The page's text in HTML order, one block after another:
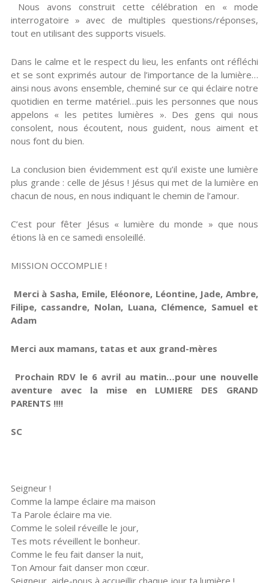
Nous avons construit cette célébration en « mode
interrogatoire » avec de multiples questions/réponses,
tout en utilisant des supports visuels.
Dans le calme et le respect du lieu, les enfants ont réfléchi
et se sont exprimés autour de l’importance de la lumière…
ainsi nous avons ensemble, cheminé sur ce qui éclaire notre
quotidien en terme matériel…puis les personnes que nous
appelons « les petites lumières ». Des gens qui nous
consolent, nous écoutent, nous guident, nous aiment et
nous font du bien.
La conclusion bien évidemment est qu’il existe une lumière
plus grande : celle de Jésus ! Jésus qui met de la lumière en
chacun de nous, en nous indiquant le chemin de l’amour.
C’est pour fêter Jésus « lumière du monde » que nous
étions là en ce samedi ensoleillé.
MISSION OCCOMPLIE !
Merci à Sasha, Emile, Eléonore, Léontine, Jade, Ambre,
Filipe, cassandre, Nolan, Luana, Clémence, Samuel et
Adam
Merci aux mamans, tatas et aux grand-mères
Prochain RDV le 6 avril au matin…pour une nouvelle
aventure avec la mise en LUMIERE DES GRAND
PARENTS !!!!
SC
Seigneur !
Comme la lampe éclaire ma maison
Ta Parole éclaire ma vie.
Comme le soleil réveille le jour,
Tes mots réveillent le bonheur.
Comme le feu fait danser la nuit,
Ton Amour fait danser mon cœur.